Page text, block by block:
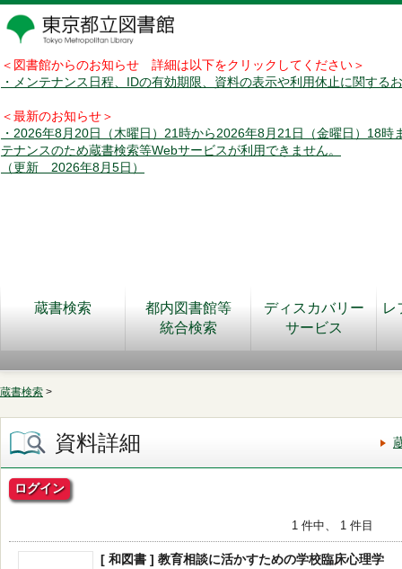
＜図書館からのお知らせ 詳細は以下をクリックしてください＞
・メンテナンス日程、IDの有効期限、資料の表示や利用休止に関する
＜最新のお知らせ＞
・2026年8月20日（木曜日）21時から2026年8月21日（金曜日）18時
テナンスのため蔵書検索等Webサービスが利用できません。
（更新 2026年8月5日）
蔵書検索
都内図書館等
統合検索
ディスカバリー
サービス
レ
蔵書検索 >
資料詳細
ログイン
1 件中、 1 件目
[ 和図書 ] 教育相談に活かすための学校臨床心理学